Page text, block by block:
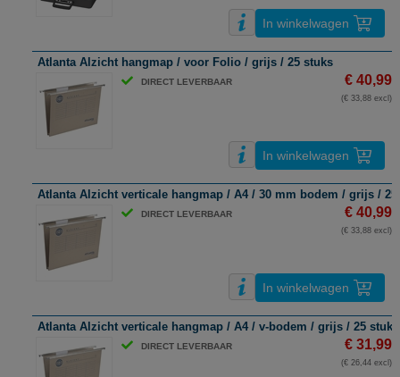
In winkelwagen
Atlanta Alzicht hangmap / voor Folio / grijs / 25 stuks
DIRECT LEVERBAAR € 40,99
(€ 33,88 excl)
In winkelwagen
Atlanta Alzicht verticale hangmap / A4 / 30 mm bodem / grijs /
DIRECT LEVERBAAR € 40,99
(€ 33,88 excl)
In winkelwagen
Atlanta Alzicht verticale hangmap / A4 / v-bodem / grijs / 25 stuks
DIRECT LEVERBAAR € 31,99
(€ 26,44 excl)